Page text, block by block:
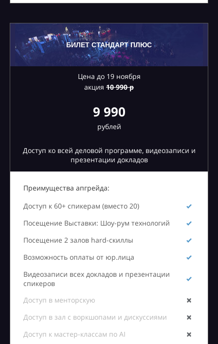
БИЛЕТ СТАНДАРТ ПЛЮС
Цена до 19 ноября
акция 10990 р
9 990
рублей
Доступ ко всей деловой программе, видеозаписи и
презентации докладов
Преимущества апгрейда:
Доступ к 60+ спикерам (вместо 20)
Посещение Выставки: Шоу-рум технологий
Посещение 2 залов hard-скиллы
Возможность оплаты от юр.лица
Видеозаписи всех докладов и презентации
спикеров
Доступ в менторскую
Доступ в зал с воркшопами и дискуссиями
Доступ к мастер-классам по AI